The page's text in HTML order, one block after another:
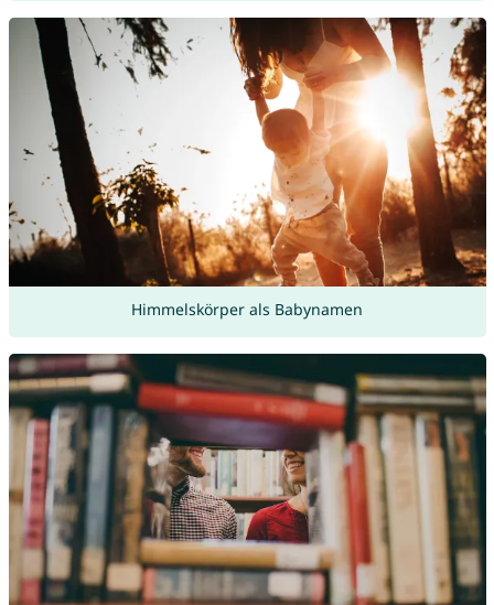
Himmelskörper als Babynamen